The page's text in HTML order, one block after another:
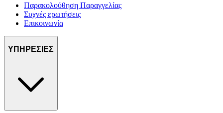
Παρακολούθηση Παραγγελίας
Συχνές ερωτήσεις
Επικοινωνία
ΥΠΗΡΕΣΙΕΣ